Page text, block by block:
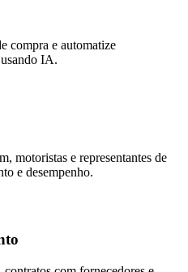
compra e automatize
IA.
motoristas e representantes de
e desempenho.